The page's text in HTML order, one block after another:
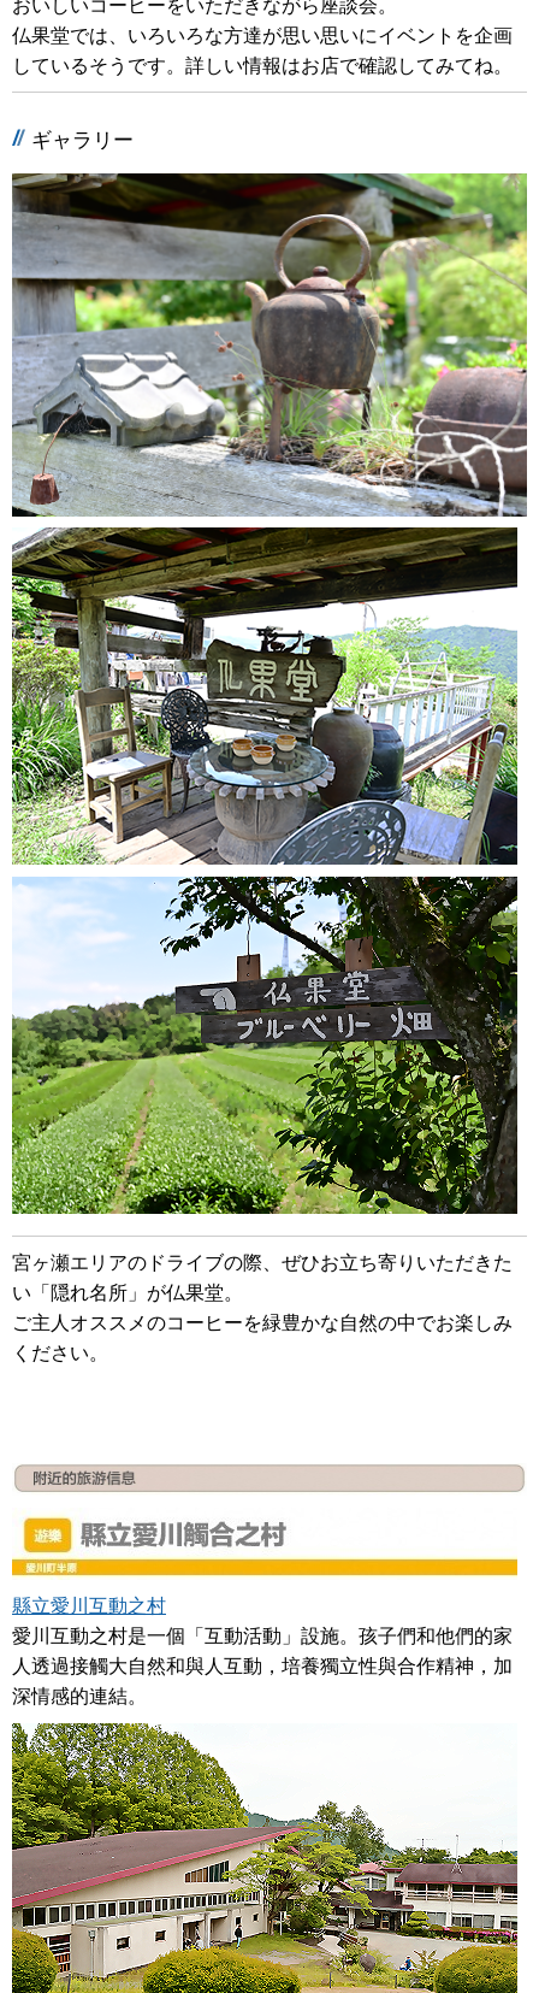
おいしいコーヒーをいただきながら座談会。
仏果堂では、いろいろな方達が思い思いにイベントを企画
しているそうです。詳しい情報はお店で確認してみてね。
ギャラリー
宮ヶ瀬エリアのドライブの際、ぜひお立ち寄りいただきた
い「隠れ名所」が仏果堂。
ご主人オススメのコーヒーを緑豊かな自然の中でお楽しみ
ください。
縣立愛川互動之村
愛川互動之村是一個「互動活動」設施。孩子們和他們的家
人透過接觸大自然和與人互動，培養獨立性與合作精神，加
深情感的連結。